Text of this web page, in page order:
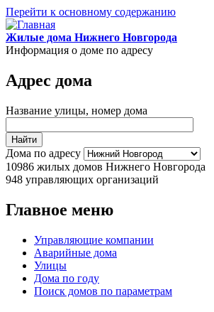
Перейти к основному содержанию
Жилые дома Нижнего Новгорода
Информация о доме по адресу
Адрес дома
Название улицы, номер дома
Дома по адресу
10986 жилых домов Нижнего Новгорода
948 управляющих организаций
Главное меню
Управляющие компании
Аварийные дома
Улицы
Дома по году
Поиск домов по параметрам